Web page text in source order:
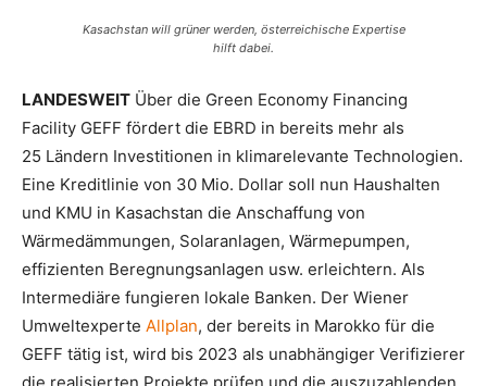
Kasachstan will grüner werden, österreichische Expertise
hilft dabei.
LANDESWEIT Über die Green Economy Financing
Facility GEFF fördert die EBRD in bereits mehr als
25 Ländern Investitionen in klimarelevante Technologien.
Eine Kreditlinie von 30 Mio. Dollar soll nun Haushalten
und KMU in Kasachstan die Anschaffung von
Wärmedämmungen, Solaranlagen, Wärmepumpen,
effizienten Beregnungsanlagen usw. erleichtern. Als
Intermediäre fungieren lokale Banken. Der Wiener
Umweltexperte Allplan, der bereits in Marokko für die
GEFF tätig ist, wird bis 2023 als unabhängiger Verifizierer